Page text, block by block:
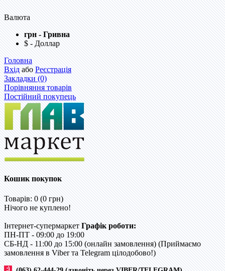
Валюта
грн - Гривна
$ - Доллар
Головна
ВхідабоРеєстрація
Закладки (0)
Порівняння товарів
Постійний покупець
Кошик покупок
Товарів: 0 (0 грн)
Нічого не куплено!
Інтернет-супермаркет Графік роботи:
ПН-ПТ - 09:00 до 19:00
CБ-НД - 11:00 до 15:00 (онлайн замовлення) (Приймаємо
замовлення в Viber та Telegram цілодобово!)